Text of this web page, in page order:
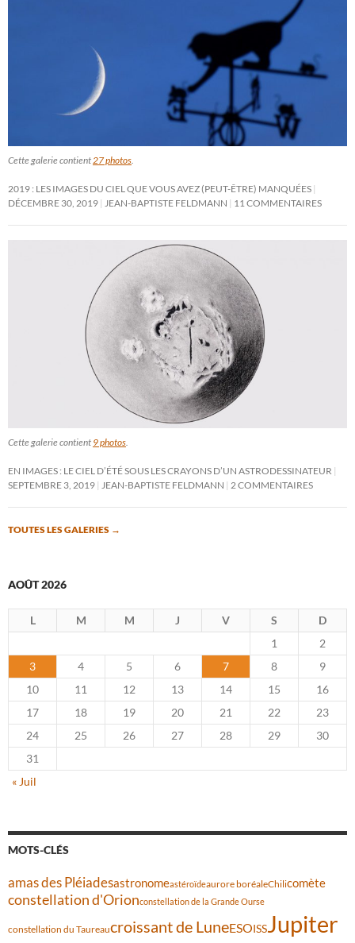
Cette galerie contient 27 photos
2019 : LES IMAGES DU CIEL QUE VOUS AVEZ (PEUT-ÊTRE) MANQUÉES
DÉCEMBRE 30, 2019
JEAN-BAPTISTE FELDMANN 11 COMMENTAIRES
Cette galerie contient 9 photos
EN IMAGES : LE CIEL D’ÉTÉ SOUS LES CRAYONS D’UN ASTRODESSINATEUR
SEPTEMBRE 3, 2019
JEAN-BAPTISTE FELDMANN 2 COMMENTAIRES
TOUTES LES GALERIES →
AOÛT 2026
L M M J V S
D
1
2
3
4 5 6 7 8
9
10
11 12 13 14 15
16
17
18 19 20 21 22
23
24
25 26 27 28 29
30
31
« Juil
MOTS-CLÉS
amas des Pléiadesastronomeastéroïdeaurore boréaleChilicomète
constellation d'Orionconstellation de la Grande Ourse
constellation du Taureaucroissant de LuneESOISSJupiter